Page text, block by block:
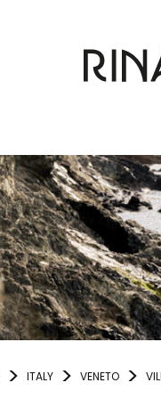
ITALY VENETO